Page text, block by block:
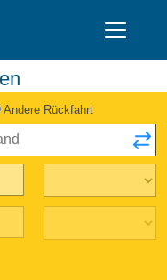
Andere Rückfahrt